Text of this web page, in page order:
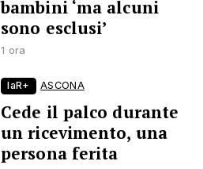
bambini ‘ma alcuni
sono esclusi’
1 ora
laR+ ASCONA
Cede il palco durante
un ricevimento, una
persona ferita